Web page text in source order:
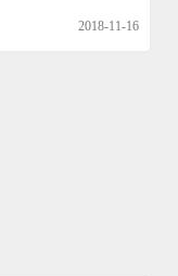
2018-11-16